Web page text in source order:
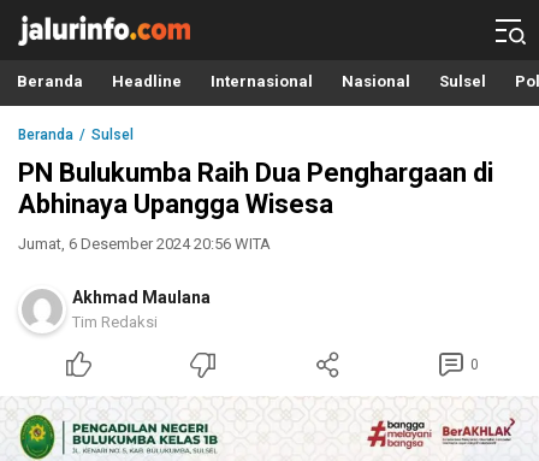
Info Terbaru, Berita Terkini Hari Ini, Jalurinfo.com
Terkini, Akurat dan Terpercaya
Beranda Headline Internasional Nasional Sulsel
Beranda Sulsel
PN Bulukumba Raih Dua Penghargaan di
Abhinaya Upangga Wisesa
Jumat, 6 Desember 2024 20:56 WITA
Akhmad Maulana
Tim Redaksi
0